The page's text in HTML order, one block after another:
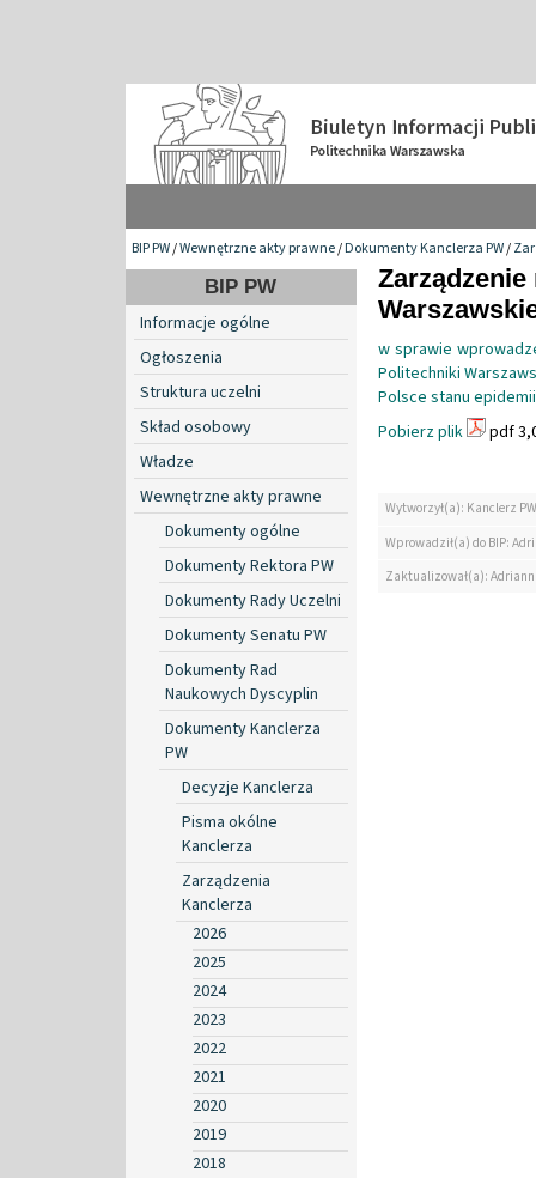
BIP PW/Wewnętrzne akty prawne/Dokumenty Kanclerza PW/
BIP PW
Informacje ogólne
Ogłoszenia
Struktura uczelni
Skład osobowy
Władze
Wewnętrzne akty prawne
Dokumenty ogólne
Dokumenty Rektora PW
Dokumenty Rady Uczelni
Dokumenty Senatu PW
Dokumenty Rad
Naukowych Dyscyplin
Dokumenty Kanclerza
PW
Decyzje Kanclerza
Pisma okólne
Kanclerza
Zarządzenia
Kanclerza
2026
2025
2024
2023
2022
2021
2020
2019
2018
w sprawie
Politechniki
Polsce stanu epidemii
Pobierz plik
pdf
Wytworzył(a): Kanclerz PW
Wprowadził(a) do BIP:
Zaktualizował(a):